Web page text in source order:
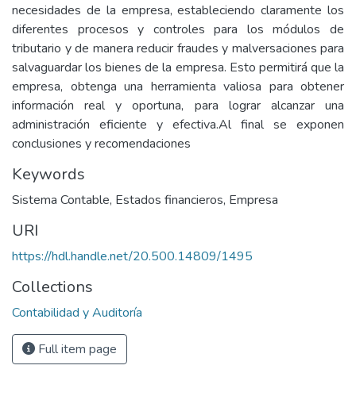
necesidades de la empresa, estableciendo claramente los
diferentes procesos y controles para los módulos de
tributario y de manera reducir fraudes y malversaciones para
salvaguardar los bienes de la empresa. Esto permitirá que la
empresa, obtenga una herramienta valiosa para obtener
información real y oportuna, para lograr alcanzar una
administración eficiente y efectiva.Al final se exponen
conclusiones y recomendaciones
Keywords
Sistema Contable, Estados financieros, Empresa
URI
https://hdl.handle.net/20.500.14809/1495
Collections
Contabilidad y Auditoría
Full item page